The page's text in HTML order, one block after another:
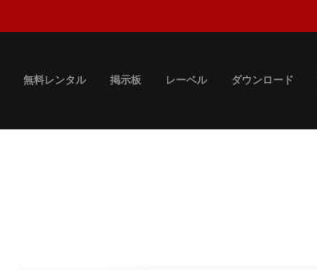
無料レンタル 掲示板 レーベル ダウンロード